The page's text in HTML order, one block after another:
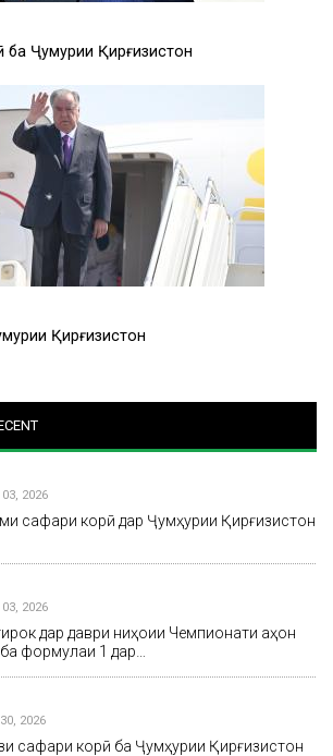
Ҷумҳурии Қирғизистон
Қирғизистон
2026
сафари корӣ дар Ҷумҳурии Қирғизистон
2026
дар даври ниҳоии Чемпионати ҷаҳон
формулаи 1 дар…
2026
сафари корӣ ба Ҷумҳурии Қирғизистон